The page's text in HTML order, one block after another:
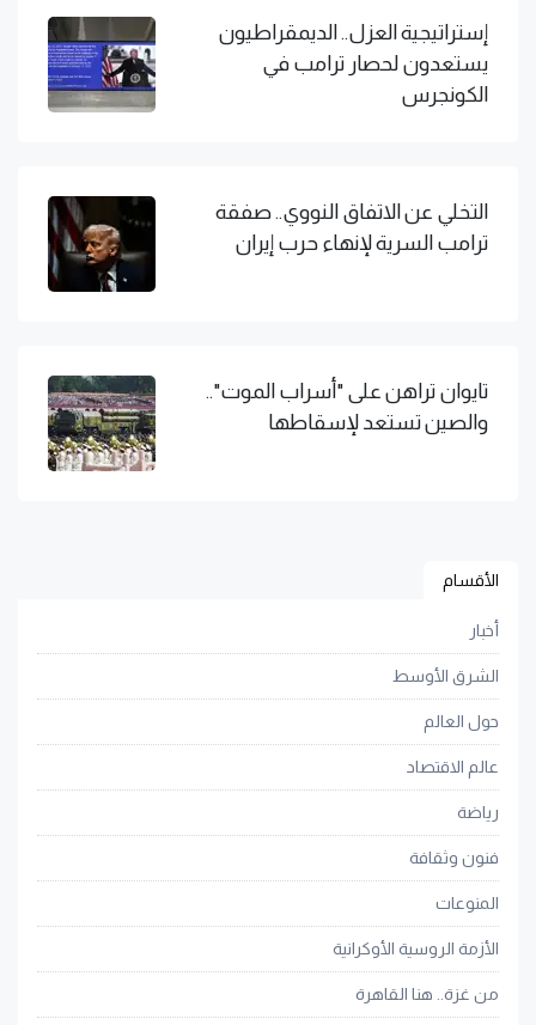
إستراتيجية العزل.. الديمقراطيون
يستعدون لحصار ترامب في
الكونجرس
التخلي عن الاتفاق النووي.. صفقة
ترامب السرية لإنهاء حرب إيران
تايوان تراهن على "أسراب الموت"..
والصين تستعد لإسقاطها
الأقسام
أخبار
الشرق الأوسط
حول العالم
عالم الاقتصاد
رياضة
فنون وثقافة
المنوعات
الأزمة الروسية الأوكرانية
من غزة.. هنا القاهرة